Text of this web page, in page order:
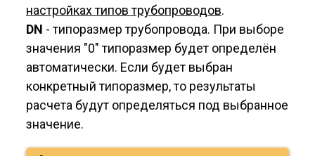
настройках типов трубопроводов.
DN - типоразмер трубопровода. При выборе
значения "0" типоразмер будет определён
автоматически. Если будет выбран
конкретный типоразмер, то результаты
расчета будут определяться под выбранное
значение.